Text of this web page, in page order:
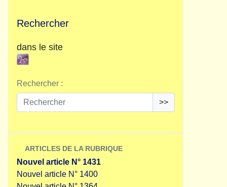
Rechercher
dans le site
Rechercher :
>>
ARTICLES DE LA RUBRIQUE
Nouvel article N° 1431
Nouvel article N° 1400